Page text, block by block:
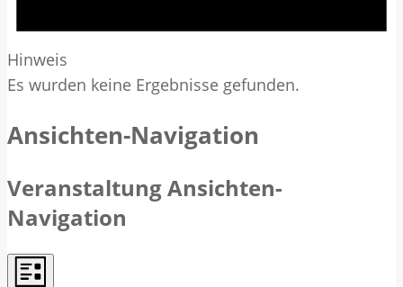
Hinweis
Es wurden keine Ergebnisse gefunden.
Ansichten-Navigation
Veranstaltung Ansichten-
Navigation